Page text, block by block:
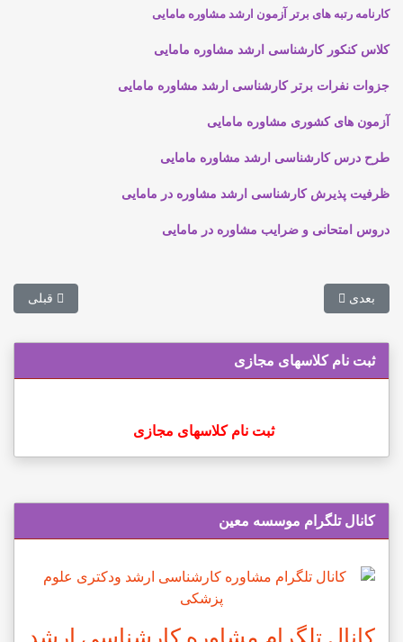
کارنامه رتبه های برتر آزمون ارشد مشاوره مامایی
کلاس کنکور کارشناسی ارشد مشاوره مامایی
جزوات نفرات برتر کارشناسی ارشد مشاوره مامایی
آزمون های كشوری مشاوره مامایی
طرح درس کارشناسی ارشد مشاوره مامایی
ظرفیت پذیرش کارشناسی ارشد مشاوره در مامایی
دروس امتحانی و ضرایب مشاوره در مامایی
مطلب قبلی:
قبلی مطلب بعدی: منابع کنکور کارشناسی ارشد مشاوره مامایی
بعدی
ثبت نام کلاسهای مجازی
ثبت نام کلاسهای مجازی
کانال تلگرام موسسه معین
کانال تلگرام مشاوره کارشناسی ارشد